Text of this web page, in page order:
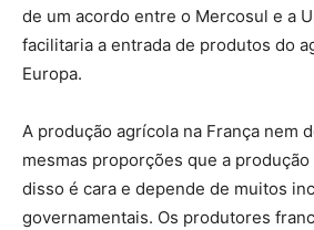
de um acordo entre o Mercosul e a
facilitaria a entrada de produtos do
Europa.
A produção agrícola na França nem
mesmas proporções que a
disso é cara e depende de muitos
governamentais. Os produtores